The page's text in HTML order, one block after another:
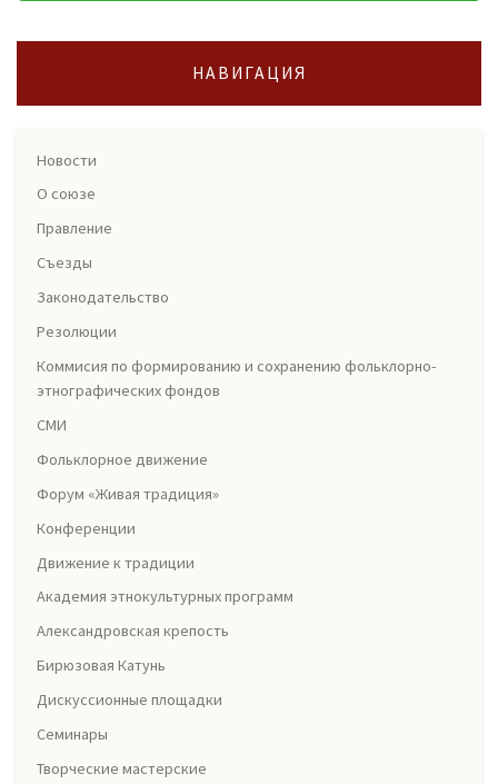
НАВИГАЦИЯ
Новости
О союзе
Правление
Съезды
Законодательство
Резолюции
Коммисия по формированию и сохранению фольклорно-
этнографических фондов
СМИ
Фольклорное движение
Форум «Живая традиция»
Конференции
Движение к традиции
Академия этнокультурных программ
Александровская крепость
Бирюзовая Катунь
Дискуссионные площадки
Семинары
Творческие мастерские